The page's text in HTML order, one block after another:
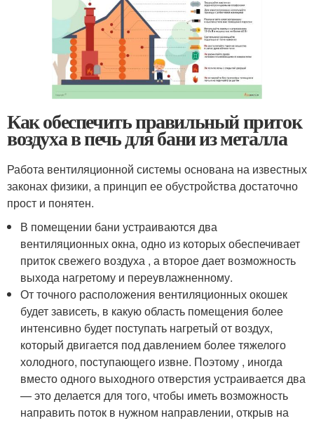
Как обеспечить правильный приток
воздуха в печь для бани из металла
Работа вентиляционной системы основана на известных
законах физики, а принцип ее обустройства достаточно
прост и понятен.
В помещении бани устраиваются два
вентиляционных окна, одно из которых обеспечивает
приток свежего воздуха , а второе дает возможность
выхода нагретому и переувлажненному.
От точного расположения вентиляционных окошек
будет зависеть, в какую область помещения более
интенсивно будет поступать нагретый от воздух,
который двигается под давлением более тяжелого
холодного, поступающего извне. Поэтому , иногда
вместо одного выходного отверстия устраивается два
— это делается для того, чтобы иметь возможность
направить поток в нужном направлении, открыв на